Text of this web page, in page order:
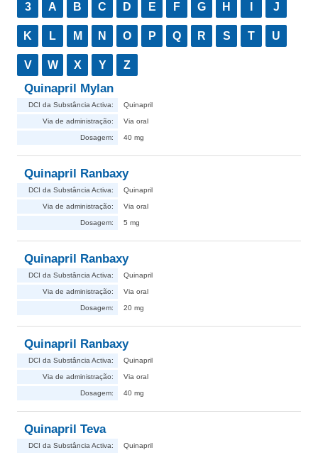
3 A B C D E F G H J
K L M N O P Q R S T U
V W X Y Z
Quinapril Mylan
DCI da Substância Activa: Quinapril
Via de administração: Via oral
Dosagem: 40 mg
Quinapril Ranbaxy
DCI da Substância Activa: Quinapril
Via de administração: Via oral
Dosagem: 5 mg
Quinapril Ranbaxy
DCI da Substância Activa: Quinapril
Via de administração: Via oral
Dosagem: 20 mg
Quinapril Ranbaxy
DCI da Substância Activa: Quinapril
Via de administração: Via oral
Dosagem: 40 mg
Quinapril Teva
DCI da Substância Activa: Quinapril